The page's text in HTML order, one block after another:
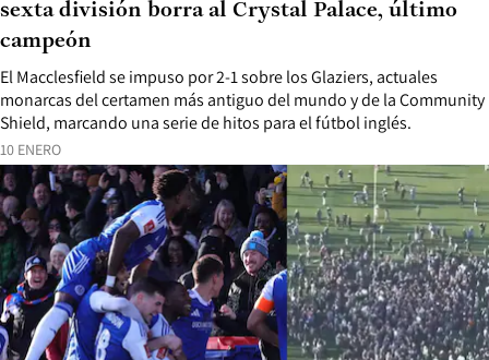
10 ENERO
El Macclesfield se impuso por 2-1 sobre los Glaziers, actuales
monarcas del certamen más antiguo del mundo y de la Community
Shield, marcando una serie de hitos para el fútbol inglés.
sexta división borra al Crystal Palace, último
campeón